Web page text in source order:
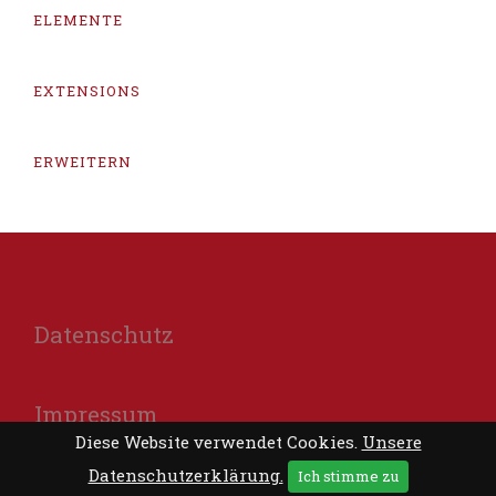
ELEMENTE
EXTENSIONS
ERWEITERN
Datenschutz
Impressum
Diese Website verwendet Cookies. Unsere
Datenschutzerklärung.
Ich stimme zu